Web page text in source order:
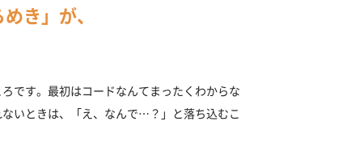
き」が、
です。最初はコードなんてまったくわからな
いときは、「え、なんで…？」と落ち込むこ